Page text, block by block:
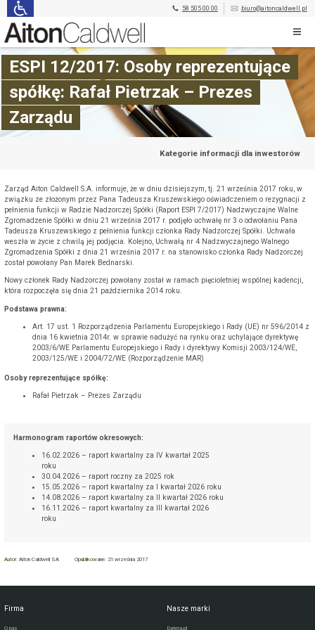
58 505 00 00 biuro@aitoncaldwell.pl
ESPI 12/2017: Osoby reprezentujące
spółkę: Rafał Pietrzak – Prezes
Zarządu
Kategorie informacji dla inwestorów
Zarząd Aiton Caldwell S.A. informuje, że w dniu dzisiejszym, tj. 21 września 2017 roku, w
związku ze złożonym przez Pana Tadeusza Kruszewskiego oświadczeniem o rezygnacji z
pełnienia funkcji w Radzie Nadzorczej Spółki (Raport ESPI 7/2017) Nadzwyczajne Walne
Zgromadzenie Spółki w dniu 21 września 2017 r. podjęło uchwałę nr 3 o odwołaniu Pana
Tadeusza Kruszewskiego z pełnienia funkcji członka Rady Nadzorczej Spółki. Uchwała
weszła w życie z chwilą jej podjęcia. Kolejno, Uchwałą nr 4 Nadzwyczajnego Walnego
Zgromadzenia Spółki z dnia 21 września 2017 r. na stanowisko członka Rady Nadzorczej
został powołany Pan Marek Bednarski.
Nowy członek Rady Nadzorczej powołany został w ramach pięcioletniej wspólnej kadencji,
która rozpoczęła się dnia 21 października 2014 roku.
Podstawa prawna:
Art. 17 ust. 1 Rozporządzenia Parlamentu Europejskiego i Rady (UE) nr 596/2014 z
dnia 16 kwietnia 2014r. w sprawie nadużyć na rynku oraz uchylające dyrektywę
2003/6/WE Parlamentu Europejskiego i Rady i dyrektywy Komisji 2003/124/WE,
2003/125/WE i 2004/72/WE (Rozporządzenie MAR)
Osoby reprezentujące spółkę:
Rafał Pietrzak – Prezes Zarządu
Harmonogram raportów okresowych:
16.02.2026 – raport kwartalny za IV kwartał 2025
roku
30.04.2026 – raport roczny za 2025 rok
15.05.2026 – raport kwartalny za I kwartał 2026 roku
14.08.2026 – raport kwartalny za II kwartał 2026 roku
16.11.2026 – raport kwartalny za III kwartał 2026
roku
Autor:Aiton Caldwell SA Opublikowane: 21 września 2017
Firma
O nas
Nasze marki
Datera.pl